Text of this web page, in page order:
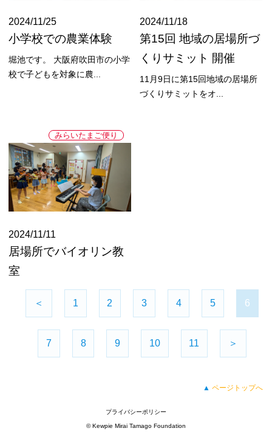
2024/11/25
小学校での農業体験
堀池です。 大阪府吹田市の小学
校で子どもを対象に農...
2024/11/18
第15回 地域の居場所づ
くりサミット 開催
11月9日に第15回地域の居場所
づくりサミットをオ...
みらいたまご便り
2024/11/11
居場所でバイオリン教
室
＜ 1 2 3 4 5 6
7 8 9 10 11 ＞
▲ ページトップへ
プライバシーポリシー
© Kewpie Mirai Tamago Foundation